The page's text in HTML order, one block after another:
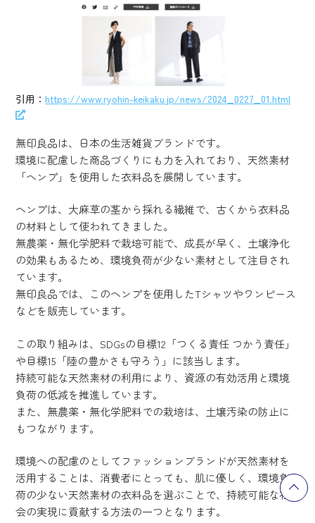
引用：https://www.ryohin-keikaku.jp/news/2024_0227_01.html
無印良品は、日本の生活雑貨ブランドです。
環境に配慮した商品づくりにも力を入れており、天然素材
「ヘンプ」を使用した衣料品を展開しています。
ヘンプは、大麻草の茎から採れる繊維で、古くから衣料品
の材料として使われてきました。
無農薬・無化学肥料で栽培可能で、成長が早く、土壌浄化
の効果もあるため、環境負荷が少ない素材として注目され
ています。
無印良品では、このヘンプを使用したTシャツやワンピース
などを販売しています。
この取り組みは、SDGsの目標12「つくる責任 つかう責任」
や目標15「陸の豊かさも守ろう」に該当します。
持続可能な天然素材の利用により、資源の有効活用と環境
負荷の低減を推進しています。
また、無農薬・無化学肥料での栽培は、土壌汚染の防止に
もつながります。
環境への配慮のとしてファッションブランドが天然素材を
活用することは、消費者にとっても、肌に優しく、環境負
荷の少ない天然素材の衣料品を選ぶことで、持続可能な社
会の実現に貢献する方法の一つとなります。